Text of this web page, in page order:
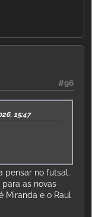
#96
15:47
pensar no futsal.
as novas
Miranda e o Raul